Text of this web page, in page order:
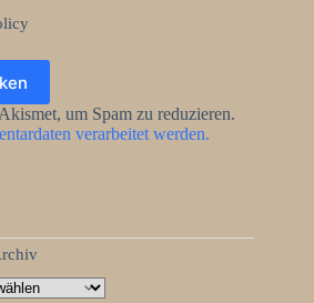
um Spam zu reduzieren.
verarbeitet werden.